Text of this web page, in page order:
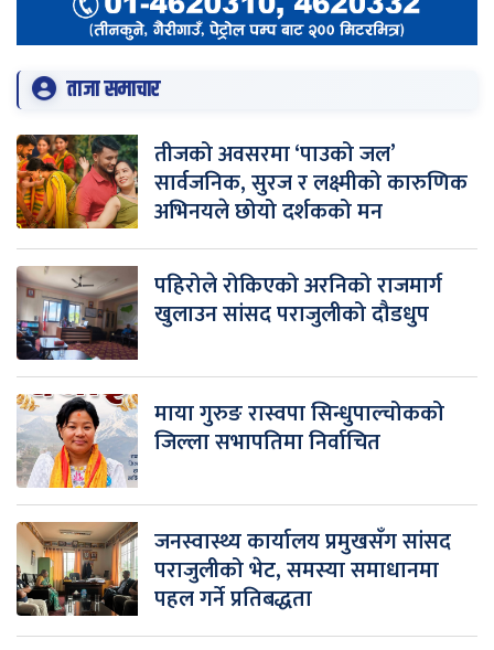
ताजा समाचार
तीजको अवसरमा ‘पाउको जल’
सार्वजनिक, सुरज र लक्ष्मीको कारुणिक
अभिनयले छोयो दर्शकको मन
पहिरोले रोकिएको अरनिको राजमार्ग
खुलाउन सांसद पराजुलीको दौडधुप
माया गुरुङ रास्वपा सिन्धुपाल्चोकको
जिल्ला सभापतिमा निर्वाचित
जनस्वास्थ्य कार्यालय प्रमुखसँग सांसद
पराजुलीको भेट, समस्या समाधानमा
पहल गर्ने प्रतिबद्धता